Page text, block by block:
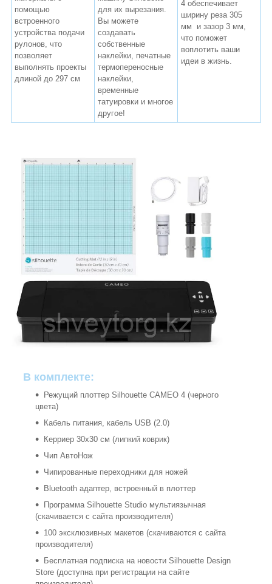
помощью
встроенного
устройства подачи
рулонов, что
позволяет
выполнять проекты
длиной до 297 см
для их вырезания.
Вы можете
создавать
собственные
наклейки, печатные
термопереносные
наклейки,
временные
татуировки и многое
другое!
4 обеспечивает
ширину реза 305
мм и зазор 3 мм,
что поможет
воплотить ваши
идеи в жизнь.
В комплекте:
Режущий плоттер Silhouette CAMEO 4 (черного
цвета)
Кабель питания, кабель USB (2.0)
Керриер 30х30 см (липкий коврик)
Чип АвтоНож
Чипированные переходники для ножей
Bluetooth адаптер, встроенный в плоттер
Программа Silhouette Studio мультиязычная
(скачивается с сайта производителя)
100 эксклюзивных макетов (скачиваются с сайта
производителя)
Бесплатная подписка на новости Silhouette Design
Store (доступна при регистрации на сайте